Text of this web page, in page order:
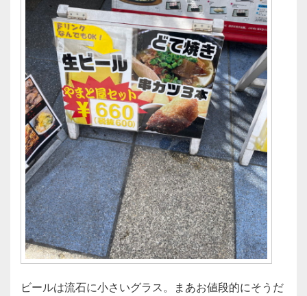
ビールは流石に小さいグラス。まあお値段的にそうだ